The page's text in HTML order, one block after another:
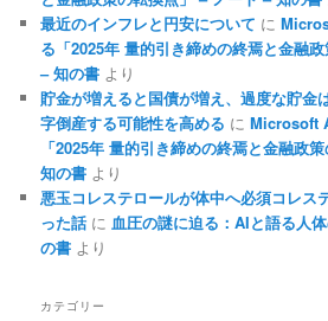
最近のインフレと円安について に
る「2025年 量的引き締めの終焉と金融
– 知の書 より
貯金が増えると国債が増え、過度な貯金
字倒産する可能性を高める にMicrosoft
「2025年 量的引き締めの終焉と金融政
知の書 より
悪玉コレステロールが体中へ必須コレス
った話 に血圧の謎に迫る：AIと語る人
の書 より
カテゴリー